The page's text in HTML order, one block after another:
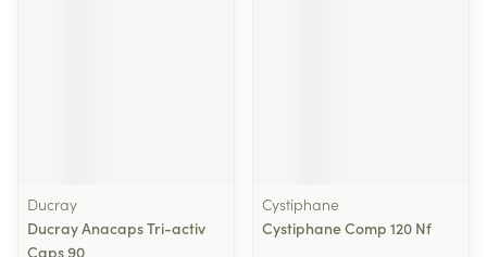
Ducray
Ducray Anacaps Tri-activ
Caps 90
Cystiphane
Cystiphane Comp 120 Nf